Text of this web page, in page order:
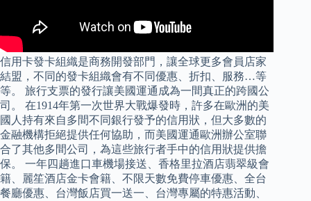
信用卡發卡組織是商務開發部門，讓全球更多會員店家
結盟，不同的發卡組織會有不同優惠、折扣、服務…等
等。 旅行支票的發行讓美國運通成為一間真正的跨國公
司。 在1914年第一次世界大戰爆發時，許多在歐洲的美
國人持有來自多間不同銀行發予的信用狀，但大多數的
金融機構拒絕提供任何協助，而美國運通歐洲辦公室聯
合了其他多間公司，為這些旅行者手中的信用狀提供擔
保。 一年四趟進口車機場接送、香格里拉酒店翡翠級會
籍、麗笙酒店金卡會籍、不限天數免費停車優惠、全台
餐廳優惠、台灣飯店買一送一、台灣專屬的特惠活動、